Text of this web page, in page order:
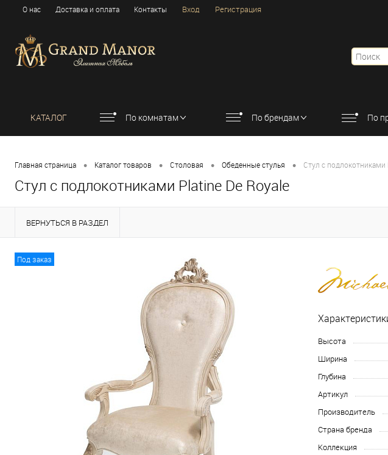
О нас Доставка и оплата Контакты Вход Регистрация
КАТАЛОГ По комнатам По брендам По
Главная страница • Каталог товаров • Столовая • Обеденные стулья • Стул с подлокотниками
Стул с подлокотниками Platine De Royale
ВЕРНУТЬСЯ В РАЗДЕЛ
Под заказ
Высота
Ширина
Глубина
Артикул
Производитель
Страна бренда
Коллекция